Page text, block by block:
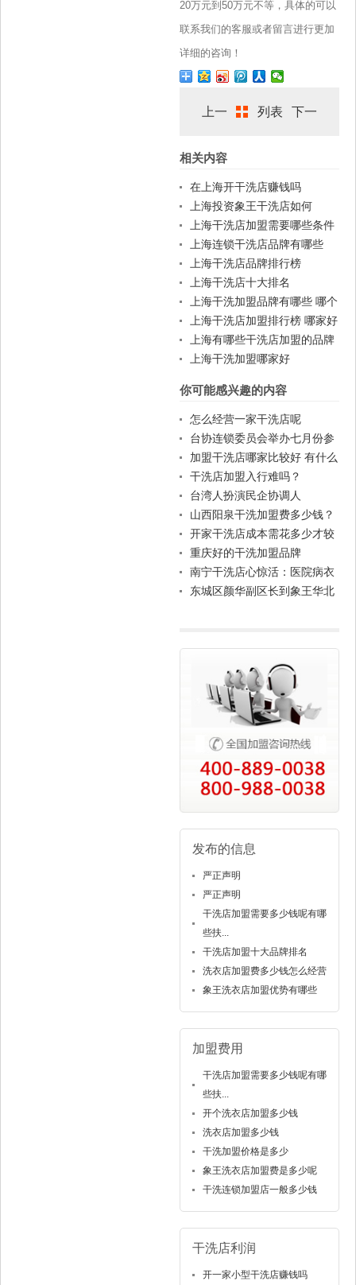
20万元到50万元不等，具体的可以
联系我们的客服或者留言进行更加
详细的咨询！
上一
篇
列表 下一
相关内容
在上海开干洗店赚钱吗
上海投资象王干洗店如何
上海干洗店加盟需要哪些条件
上海连锁干洗店品牌有哪些
上海干洗店品牌排行榜
上海干洗店十大排名
上海干洗加盟品牌有哪些 哪个
品牌好
上海干洗店加盟排行榜 哪家好
上海有哪些干洗店加盟的品牌
怎么选择
上海干洗加盟哪家好
你可能感兴趣的内容
怎么经营一家干洗店呢
台协连锁委员会举办七月份参
访活动，并邀请各位委员参加
加盟干洗店哪家比较好 有什么
优势
干洗店加盟入行难吗？
台湾人扮演民企协调人
山西阳泉干洗加盟费多少钱？
开家干洗店成本需花多少才较
好？
重庆好的干洗加盟品牌
南宁干洗店心惊活：医院病衣
酒店衣混合洗
东城区颜华副区长到象王华北
发布的信息
严正声明
严正声明
干洗店加盟需要多少钱呢有哪
些扶...
干洗店加盟十大品牌排名
洗衣店加盟费多少钱怎么经营
象王洗衣店加盟优势有哪些
加盟费用
干洗店加盟需要多少钱呢有哪
些扶...
开个洗衣店加盟多少钱
洗衣店加盟多少钱
干洗加盟价格是多少
象王洗衣店加盟费是多少呢
干洗连锁加盟店一般多少钱
干洗店利润
开一家小型干洗店赚钱吗